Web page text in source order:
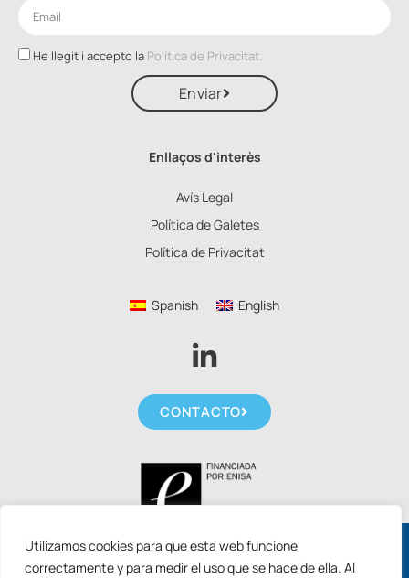
Utilizamos cookies para que esta web funcione
correctamente y para medir el uso que se hace de ella. Al
He llegit i accepto la Política de Privacitat.
Enviar
Enllaços d'interès
Avís Legal
Política de Galetes
Política de Privacitat
Spanish English
CONTACTO
Sol·licita les noves ajudes ACCIÓ 2026 per